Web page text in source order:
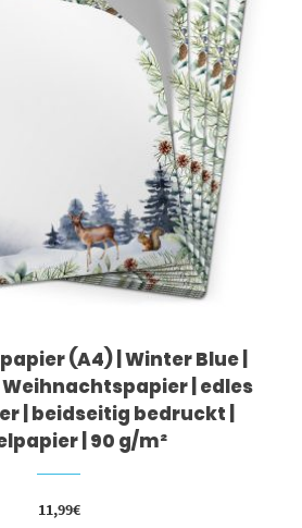
(A4) | Winter Blue |
| edles
| beidseitig bedruckt |
| 90 g/m²
11,99€